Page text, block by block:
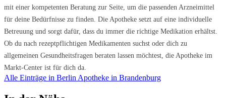
mit einer kompetenten Beratung zur Seite, um die passenden Arzneimittel
für deine Bedürfnisse zu finden. Die Apotheke setzt auf eine individuelle
Betreuung und sorgt dafür, dass du immer die richtige Medikation erhältst.
Ob du nach rezeptpflichtigen Medikamenten suchst oder dich zu
allgemeinen Gesundheitsfragen beraten lassen möchtest, die Apotheke im
Markt-Center ist für dich da.
Alle Einträge in Berlin Apotheke in Brandenburg